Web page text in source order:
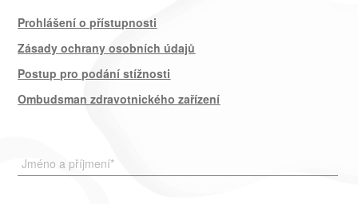
Prohlášení o přístupnosti
Zásady ochrany osobních údajů
Postup pro podání stížnosti
Ombudsman zdravotnického zařízení
Jméno a příjmení*